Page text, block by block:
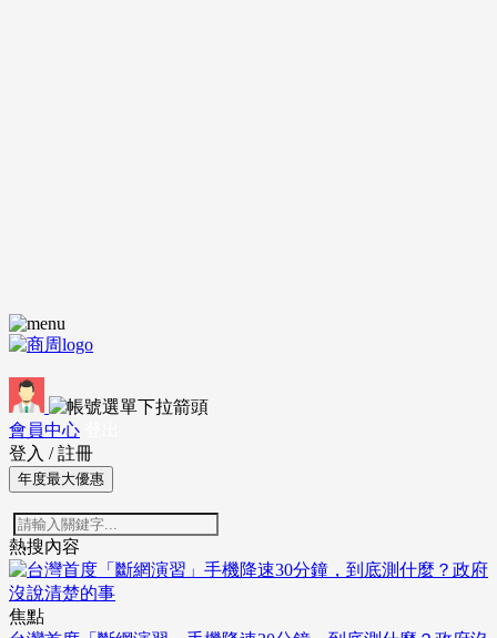
會員中心
登入 / 註冊
年度最大優惠
熱搜內容
焦點